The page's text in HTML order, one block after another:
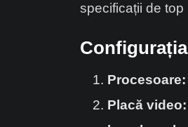
specificații de top
Placă